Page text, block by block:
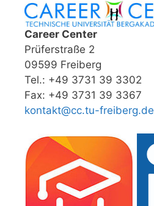
Career Center
Prüferstraße 2
09599 Freiberg
Tel.: +49 3731 39 3302
Fax: +49 3731 39 3367
kontakt@cc.tu-freiberg.de